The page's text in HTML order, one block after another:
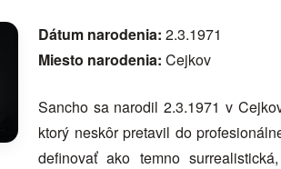
Dátum narodenia: 2.3.1971
Miesto narodenia: Cejkov
Sancho sa narodil 2.3.1971 v
ktorý neskôr pretavil do
definovať ako temno